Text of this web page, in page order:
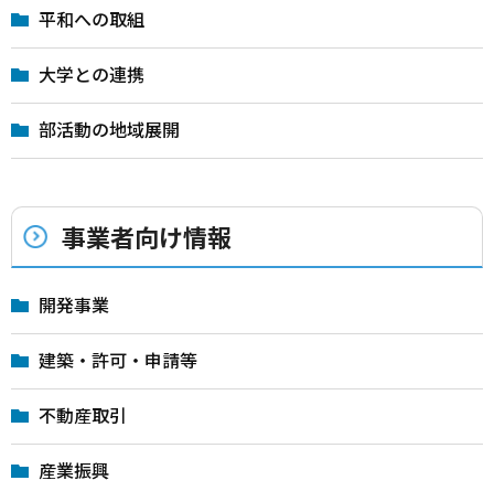
平和への取組
大学との連携
部活動の地域展開
事業者向け情報
開発事業
建築・許可・申請等
不動産取引
産業振興